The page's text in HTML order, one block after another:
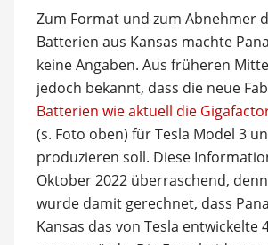
Zum Format und zum Abnehmer
Batterien aus Kansas machte
keine Angaben. Aus früheren
jedoch bekannt, dass die neue
Batterien wie aktuell die
(s. Foto oben) für Tesla Model 3
produzieren soll. Diese
Oktober 2022 überraschend,
wurde damit gerechnet, dass
Kansas das von Tesla entwickelte